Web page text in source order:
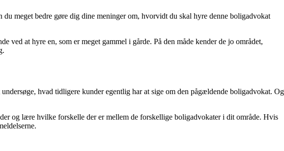
meget bedre gøre dig dine meninger om, hvorvidt du skal hyre denne boligadvokat
at hyre en, som er meget gammel i gårde. På den måde kender de jo området,
hvad tidligere kunder egentlig har at sige om den pågældende boligadvokat. Og
og lære hvilke forskelle der er mellem de forskellige boligadvokater i dit område. Hvis